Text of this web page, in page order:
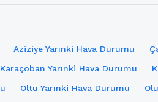
Aziziye Yarınki Hava Durumu
Karaçoban Yarınki Hava Durumu
Oltu Yarınki Hava Durumu